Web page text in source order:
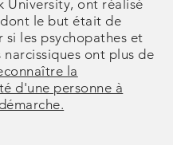
University, ont réalisé
le but était de
si les psychopathes et
narcissiques ont plus de
la
d'une personne à